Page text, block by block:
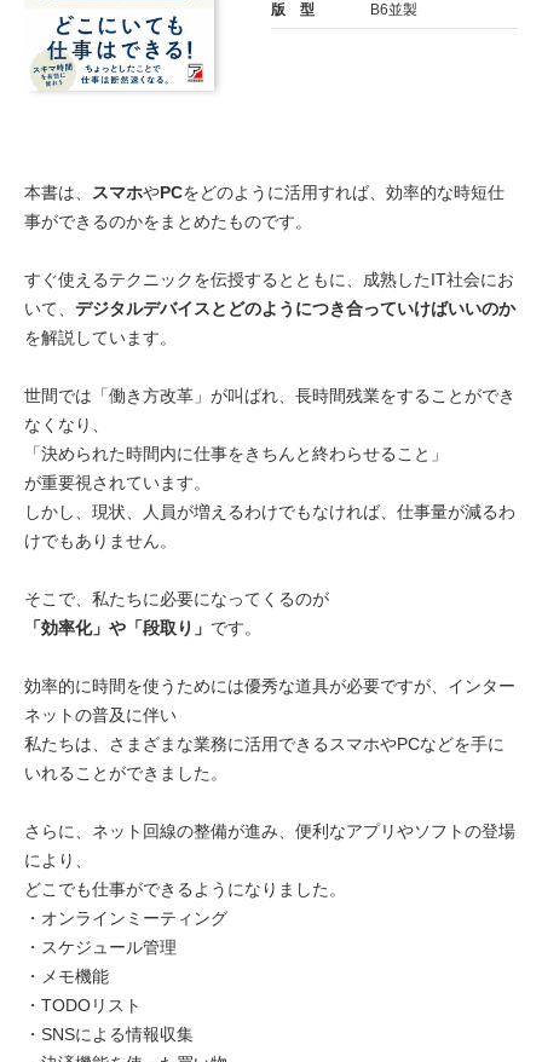
版 型 B6並製
本書は、 スマホやPCをどのように活用すれば、効率的な時短仕
事ができるのかをまとめたものです。
すぐ使えるテクニックを伝授するとともに、成熟したIT社会にお
いて、 デジタルデバイスとどのようにつき合っていけばいいのか
を解説しています。
世間では「働き方改革」が叫ばれ、長時間残業をすることができ
なくなり、
「決められた時間内に仕事をきちんと終わらせること」
が重要視されています。
しかし、現状、人員が増えるわけでもなければ、仕事量が減るわ
けでもありません。
そこで、私たちに必要になってくるのが
「効率化」や「段取り」 です。
効率的に時間を使うためには優秀な道具が必要ですが、インター
ネットの普及に伴い
私たちは、さまざまな業務に活用できるスマホやPCなどを手に
いれることができました。
さらに、ネット回線の整備が進み、便利なアプリやソフトの登場
により、
どこでも仕事ができるようになりました。
・オンラインミーティング
・スケジュール管理
・メモ機能
・TODOリスト
・SNSによる情報収集